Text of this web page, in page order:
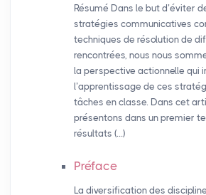
Résumé Dans le but d’éviter
stratégies communicatives
techniques de résolution de
rencontrées, nous nous
la perspective actionnelle qui
l’apprentissage de ces
tâches en classe. Dans cet
présentons dans un premier
résultats (…)
Préface
La diversification des